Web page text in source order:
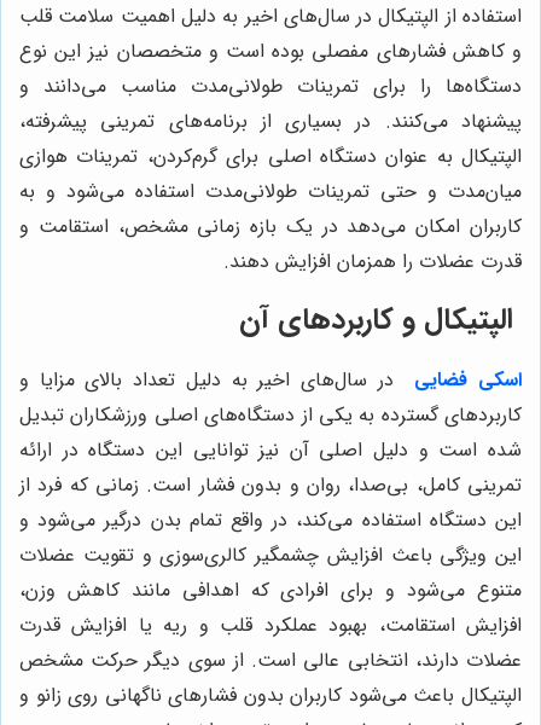
استفاده از الپتیکال در سال‌های اخیر به دلیل اهمیت سلامت قلب
و کاهش فشارهای مفصلی بوده است و متخصصان نیز این نوع
دستگاه‌ها را برای تمرینات طولانی‌مدت مناسب می‌دانند و
پیشنهاد می‌کنند. در بسیاری از برنامه‌های تمرینی پیشرفته،
الپتیکال به عنوان دستگاه اصلی برای گرم‌کردن، تمرینات هوازی
میان‌مدت و حتی تمرینات طولانی‌مدت استفاده می‌شود و به
کاربران امکان می‌دهد در یک بازه زمانی مشخص، استقامت و
قدرت عضلات را همزمان افزایش دهند.
الپتیکال و کاربردهای آن
اسکی فضایی
در سال‌های اخیر به دلیل تعداد بالای مزایا و
کاربردهای گسترده به یکی از دستگاه‌های اصلی ورزشکاران تبدیل
شده است و دلیل اصلی آن نیز توانایی این دستگاه در ارائه
تمرینی کامل، بی‌صدا، روان و بدون فشار است. زمانی که فرد از
این دستگاه استفاده می‌کند، در واقع تمام بدن درگیر می‌شود و
این ویژگی باعث افزایش چشمگیر کالری‌سوزی و تقویت عضلات
متنوع می‌شود و برای افرادی که اهدافی مانند کاهش وزن،
افزایش استقامت، بهبود عملکرد قلب و ریه یا افزایش قدرت
عضلات دارند، انتخابی عالی است. از سوی دیگر حرکت مشخص
الپتیکال باعث می‌شود کاربران بدون فشارهای ناگهانی روی زانو و